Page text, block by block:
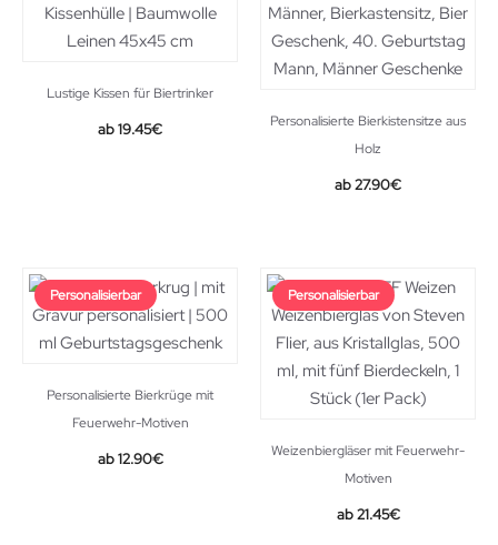
Lustige Kissen für Biertrinker
19.45€
Personalisierte Bierkistensitze aus
Holz
27.90€
Personalisierbar
Personalisierte Bierkrüge mit
Feuerwehr-Motiven
12.90€
Personalisierbar
Weizenbiergläser mit Feuerwehr-
Motiven
21.45€